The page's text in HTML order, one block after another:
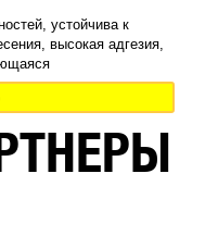
устойчива к
высокая адгезия,